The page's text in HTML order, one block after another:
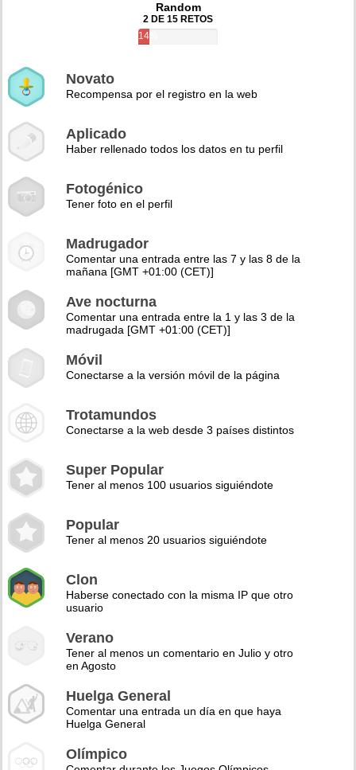
Random
2 DE 15 RETOS
14%
Novato
Recompensa por el registro en la web
Aplicado
Haber rellenado todos los datos en tu perfil
Fotogénico
Tener foto en el perfil
Madrugador
Comentar una entrada entre las 7 y las 8 de la
mañana [GMT +01:00 (CET)]
Ave nocturna
Comentar una entrada entre la 1 y las 3 de la
madrugada [GMT +01:00 (CET)]
Móvil
Conectarse a la versión móvil de la página
Trotamundos
Conectarse a la web desde 3 países distintos
Super Popular
Tener al menos 100 usuarios siguiéndote
Popular
Tener al menos 20 usuarios siguiéndote
Clon
Haberse conectado con la misma IP que otro
usuario
Verano
Tener al menos un comentario en Julio y otro
en Agosto
Huelga General
Comentar una entrada un día en que haya
Huelga General
Olímpico